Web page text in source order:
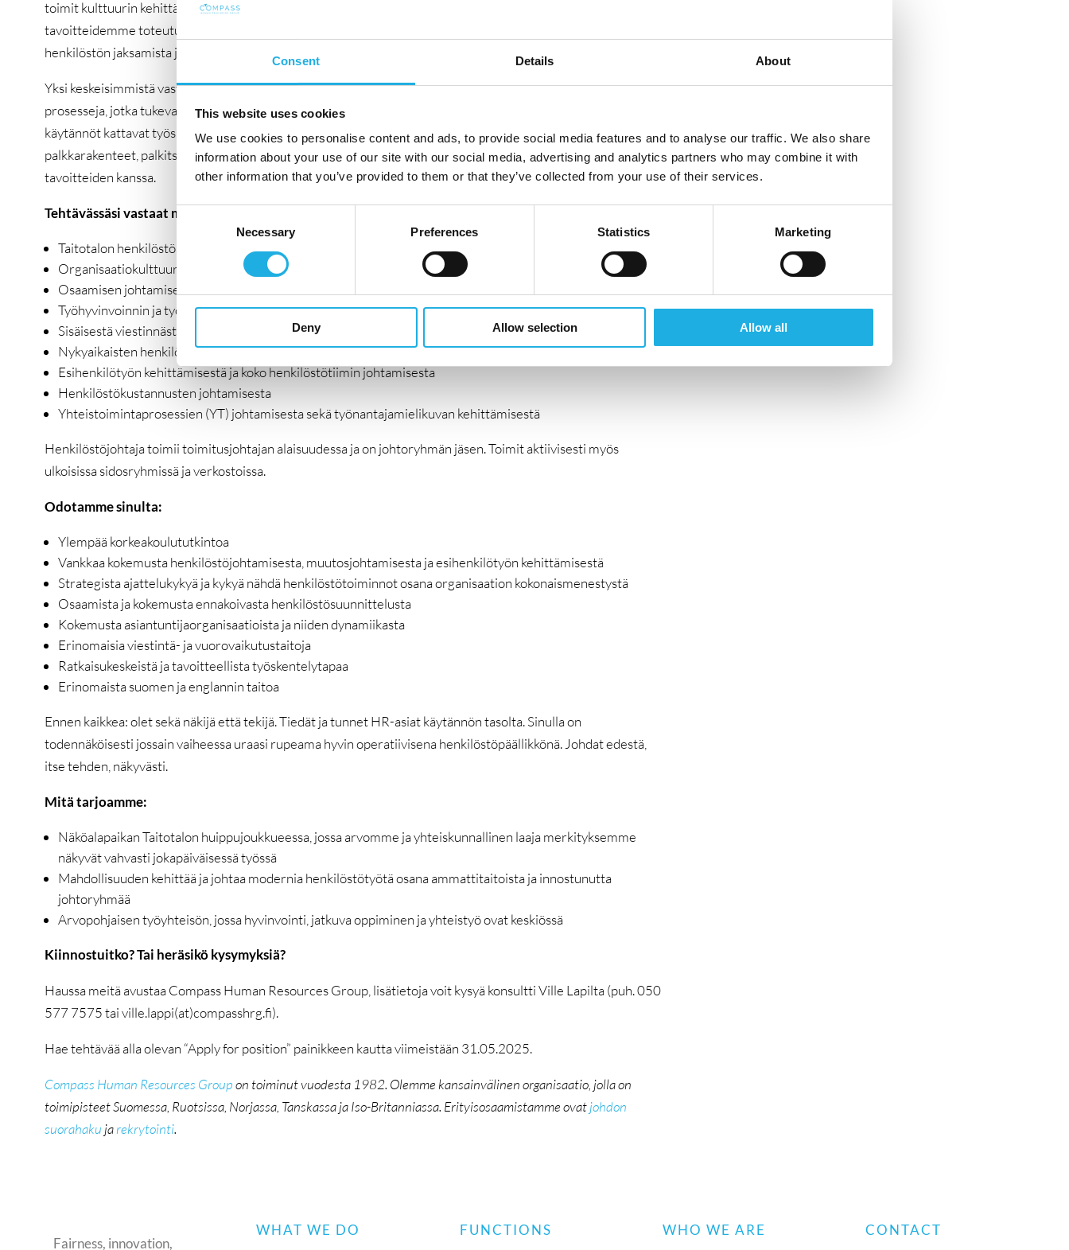
Consent Details About
This website uses cookies
We use cookies to personalise content and ads, to provide social media features and to analyse our traffic. We also share
information about your use of our site with our social media, advertising and analytics partners who may combine it with
other information that you’ve provided to them or that they’ve collected from your use of their services.
Consent
Necessary Preferences Statistics Marketing
Deny Allow selection Allow all
toimit kulttuurin kehittämisen moottorina – varmistat, että arvomme näkyvät arjessa ja tukevat strategisten
tavoitteidemme toteutumista. Johdat työhyvinvointia kokonaisvaltaisesti keinoilla, jotka vahvistavat
henkilöstön jaksamista ja motivaatiota.
Yksi keskeisimmistä vastuualueistasi on osaamisen johtaminen: suunnittelet ja toteutat tiimisi kanssa
prosesseja, jotka tukevat jatkuvaa oppimista ja strategista uudistumista. Varmistat, että henkilöstöjohtamisen
käytännöt kattavat työsuhteen koko elinkaaren rekrytoinnista työsuhteen päättymiseen ja että organisaation
palkkarakenteet, palkitseminen ja henkilöstökustannukset kokonaisuudessaan ovat linjassa hallituksen
tavoitteiden kanssa.
Tehtävässäsi vastaat muun muassa:
Taitotalon henkilöstöstrategian suunnittelusta ja jalkauttamisesta
Organisaatiokulttuurin ja arvojen kehittämisestä yhteistyössä johdon ja esihenkilöiden kanssa
Osaamisen johtamisesta ja kehittämisestä strategisten tavoitteiden saavuttamiseksi
Työhyvinvoinnin ja työterveyden kokonaisuudesta
Sisäisestä viestinnästä yhteistyössä viestintätiimin kanssa
Nykyaikaisten henkilöstökäytäntöjen ja prosessien toteuttamisesta työsuhteen koko elinkaaren ajalle
Esihenkilötyön kehittämisestä ja koko henkilöstötiimin johtamisesta
Henkilöstökustannusten johtamisesta
Yhteistoimintaprosessien (YT) johtamisesta sekä työnantajamielikuvan kehittämisestä
Henkilöstöjohtaja toimii toimitusjohtajan alaisuudessa ja on johtoryhmän jäsen. Toimit aktiivisesti myös
ulkoisissa sidosryhmissä ja verkostoissa.
Odotamme sinulta:
Ylempää korkeakoulututkintoa
Vankkaa kokemusta henkilöstöjohtamisesta, muutosjohtamisesta ja esihenkilötyön kehittämisestä
Strategista ajattelukykyä ja kykyä nähdä henkilöstötoiminnot osana organisaation kokonaismenestystä
Osaamista ja kokemusta ennakoivasta henkilöstösuunnittelusta
Kokemusta asiantuntijaorganisaatioista ja niiden dynamiikasta
Erinomaisia viestintä- ja vuorovaikutustaitoja
Ratkaisukeskeistä ja tavoitteellista työskentelytapaa
Erinomaista suomen ja englannin taitoa
Ennen kaikkea: olet sekä näkijä että tekijä. Tiedät ja tunnet HR-asiat käytännön tasolta. Sinulla on
todennäköisesti jossain vaiheessa uraasi rupeama hyvin operatiivisena henkilöstöpäällikkönä. Johdat edestä,
itse tehden, näkyvästi.
Mitä tarjoamme:
Näköalapaikan Taitotalon huippujoukkueessa, jossa arvomme ja yhteiskunnallinen laaja merkityksemme
näkyvät vahvasti jokapäiväisessä työssä
Mahdollisuuden kehittää ja johtaa modernia henkilöstötyötä osana ammattitaitoista ja innostunutta
johtoryhmää
Arvopohjaisen työyhteisön, jossa hyvinvointi, jatkuva oppiminen ja yhteistyö ovat keskiössä
Kiinnostuitko? Tai heräsikö kysymyksiä?
Haussa meitä avustaa Compass Human Resources Group, lisätietoja voit kysyä konsultti Ville Lapilta (puh. 050
577 7575 tai ville.lappi(at)compasshrg.fi).
Hae tehtävää alla olevan “Apply for position” painikkeen kautta viimeistään 31.05.2025.
Compass Human Resources Groupon toiminut vuodesta 1982. Olemme kansainvälinen organisaatio, jolla on
toimipisteet Suomessa, Ruotsissa, Norjassa, Tanskassa ja Iso-Britanniassa. Erityisosaamistamme ovatjohdon
suorahaku jarekrytointi.
Fairness, innovation,
WHAT WE DO FUNCTIONS WHO WE ARE CONTACT